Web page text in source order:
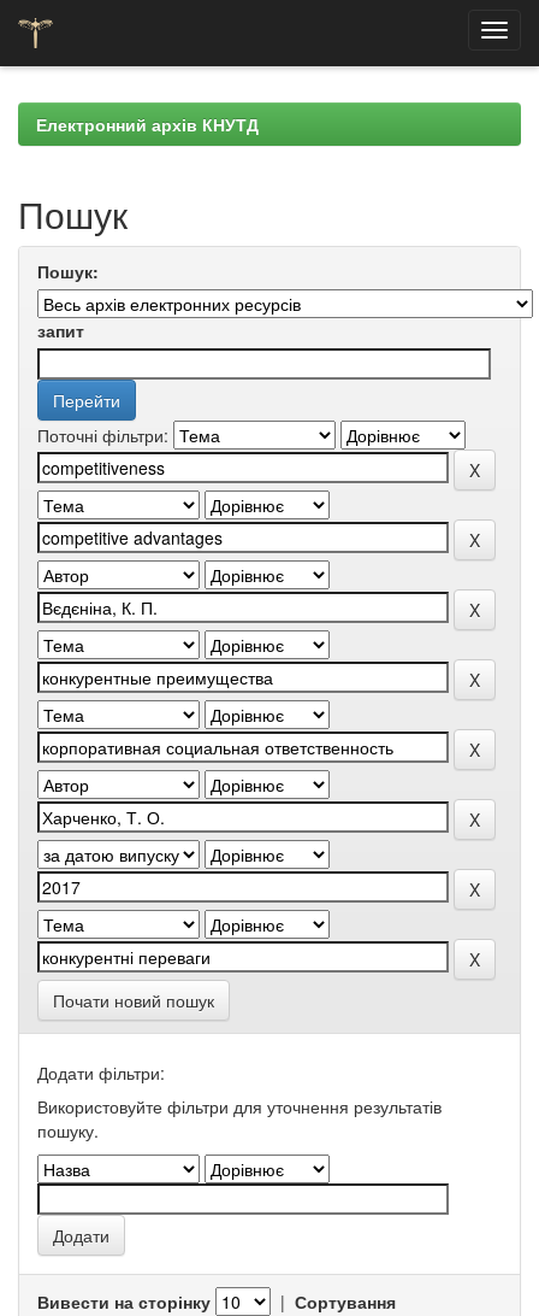
navigationЕлектронний архів КНУТД
Пошук
Пошук:
запит
Поточні фільтри:
Почати новий пошук
Додати фільтри:
Використовуйте фільтри для уточнення результатів
пошуку.
Вивести на сторінку | Сортування